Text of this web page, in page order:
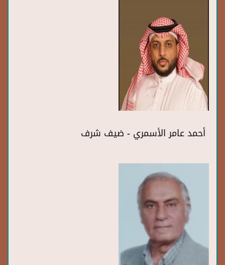
أحمد عامر الأسمري - ضيف شرف